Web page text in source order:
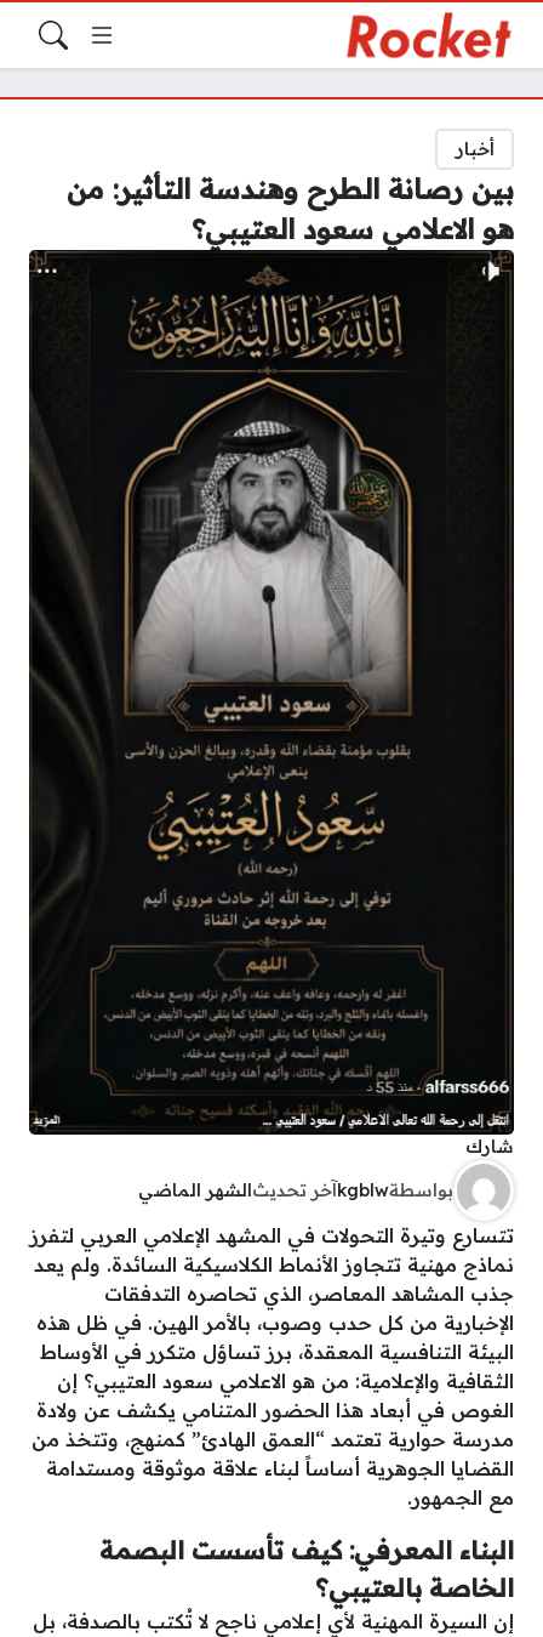
أخبار
بين رصانة الطرح وهندسة التأثير: من
هو الاعلامي سعود العتيبي؟
شارك
بواسطةkgblwآخر تحديثالشهر الماضي
تتسارع وتيرة التحولات في المشهد الإعلامي العربي لتفرز
نماذج مهنية تتجاوز الأنماط الكلاسيكية السائدة. ولم يعد
جذب المشاهد المعاصر، الذي تحاصره التدفقات
الإخبارية من كل حدب وصوب، بالأمر الهين. في ظل هذه
البيئة التنافسية المعقدة، برز تساؤل متكرر في الأوساط
الثقافية والإعلامية: من هو الاعلامي سعود العتيبي؟ إن
الغوص في أبعاد هذا الحضور المتنامي يكشف عن ولادة
مدرسة حوارية تعتمد “العمق الهادئ” كمنهج، وتتخذ من
القضايا الجوهرية أساساً لبناء علاقة موثوقة ومستدامة
مع الجمهور.
البناء المعرفي: كيف تأسست البصمة
الخاصة بالعتيبي؟
إن السيرة المهنية لأي إعلامي ناجح لا تُكتب بالصدفة، بل